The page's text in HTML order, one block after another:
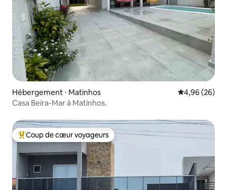
Hébergement ⋅ Matinhos Évaluation
4,96 (26)
Casa Beira-Mar à Matinhos.
Coups de cœur voyageurs les plus appréciés
Coup de cœur voyageurs